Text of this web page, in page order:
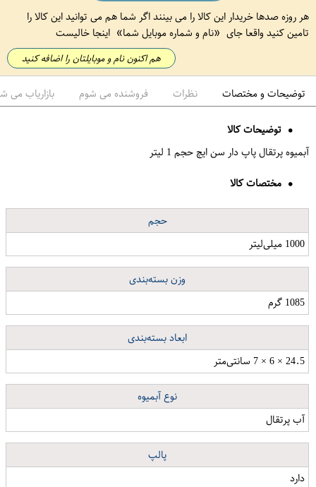
هر روزه صدها خریدار این کالا را می بینند اگر شما هم می توانید این کالا را
تامین کنید واقعا جای
نام و شماره موبایل شما اینجا خالیست
هم اکنون نام و موبایلتان را اضافه کنید
توضیحات و مختصات نظرات فروشنده می شوم بازاریاب می
توضیحات کالا
آبمیوه پرتقال پاپ دار سن ایچ حجم 1 لیتر
مختصات کالا
حجم
1000 میلی‌لیتر
وزن بسته‌بندی
1085 گرم
ابعاد بسته‌بندی
24.5 × 6 × 7 سانتی‌متر
نوع آبمیوه
آب پرتقال
پالپ
دارد